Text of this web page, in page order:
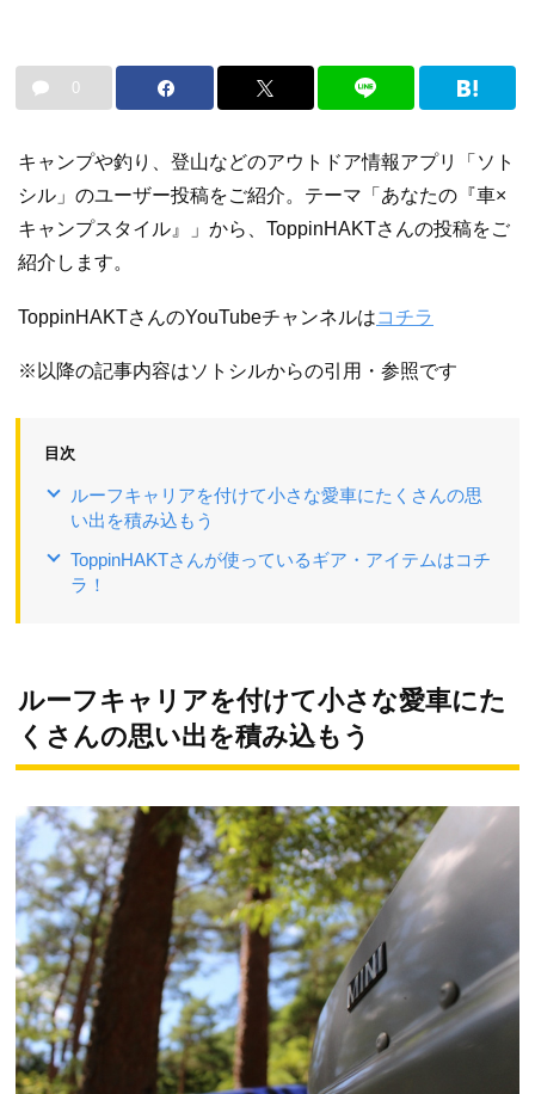
0
キャンプや釣り、登山などのアウトドア情報アプリ「ソト
シル」のユーザー投稿をご紹介。テーマ「あなたの『車×
キャンプスタイル』」から、ToppinHAKTさんの投稿をご
紹介します。
ToppinHAKTさんのYouTubeチャンネルはコチラ
※以降の記事内容はソトシルからの引用・参照です
目次
ルーフキャリアを付けて小さな愛車にたくさんの思
い出を積み込もう
ToppinHAKTさんが使っているギア・アイテムはコチ
ラ！
ルーフキャリアを付けて小さな愛車にた
くさんの思い出を積み込もう